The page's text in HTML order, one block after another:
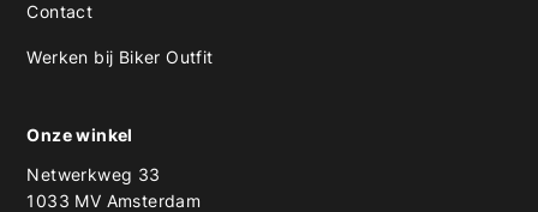
Contact
Werken bij Biker Outfit
Onze winkel
Netwerkweg 33
1033 MV Amsterdam